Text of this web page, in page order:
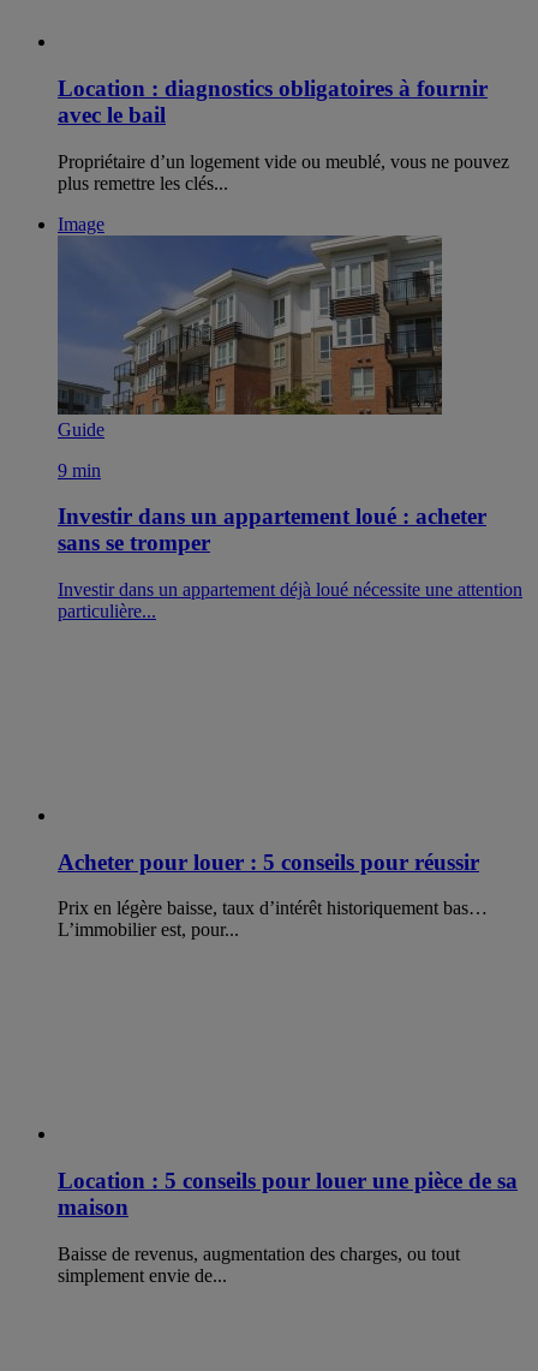
Location : diagnostics obligatoires à fournir
avec le bail
Propriétaire d’un logement vide ou meublé, vous ne pouvez
plus remettre les clés...
Image
Guide
9 min
Investir dans un appartement loué : acheter
sans se tromper
Investir dans un appartement déjà loué nécessite une attention
particulière...
Acheter pour louer : 5 conseils pour réussir
Prix en légère baisse, taux d’intérêt historiquement bas…
L’immobilier est, pour...
Location : 5 conseils pour louer une pièce de sa
maison
Baisse de revenus, augmentation des charges, ou tout
simplement envie de...